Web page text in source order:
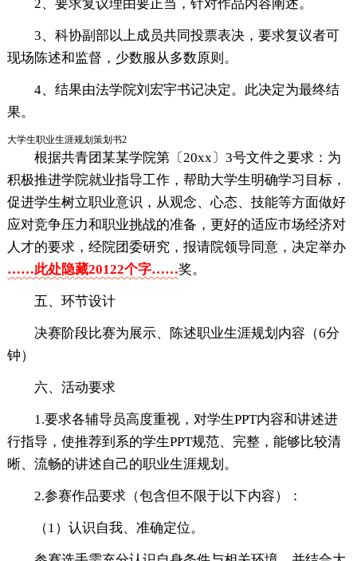
2、要求复议理由要正当，针对作品内容阐述。
3、科协副部以上成员共同投票表决，要求复议者可
现场陈述和监督，少数服从多数原则。
4、结果由法学院刘宏宇书记决定。此决定为最终结
果。
大学生职业生涯规划策划书2
根据共青团某某学院第〔20xx〕3号文件之要求：为
积极推进学院就业指导工作，帮助大学生明确学习目标，
促进学生树立职业意识，从观念、心态、技能等方面做好
应对竞争压力和职业挑战的准备，更好的适应市场经济对
人才的要求，经院团委研究，报请院领导同意，决定举办
……此处隐藏20122个字……奖。
五、环节设计
决赛阶段比赛为展示、陈述职业生涯规划内容（6分
钟）
六、活动要求
1.要求各辅导员高度重视，对学生PPT内容和讲述进
行指导，使推荐到系的学生PPT规范、完整，能够比较清
晰、流畅的讲述自己的职业生涯规划。
2.参赛作品要求（包含但不限于以下内容）：
（1）认识自我、准确定位。